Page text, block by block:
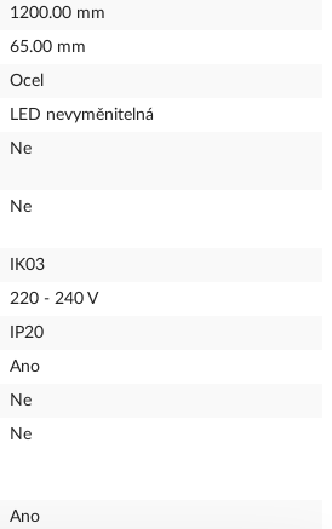
1200.00 mm
65.00 mm
Ocel
LED nevyměnitelná
Ne
Ne
IK03
220 - 240 V
IP20
Ano
Ne
Ne
Ano